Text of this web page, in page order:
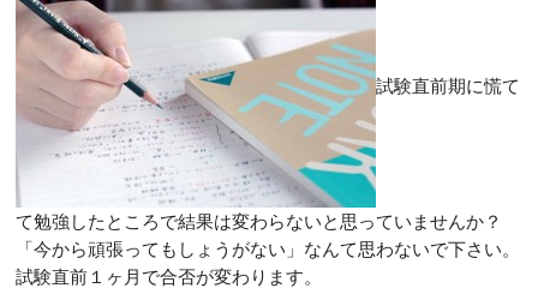
試験直前期に慌て
て勉強したところで結果は変わらないと思っていませんか？
「今から頑張ってもしょうがない」なんて思わないで下さい。
試験直前１ヶ月で合否が変わります。